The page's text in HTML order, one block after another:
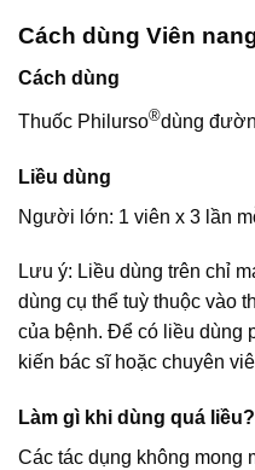
Cách dùng Viên
Cách dùng
Thuốc Philurso®dùng
Liều dùng
Người lớn: 1 viên x 3 lần
Lưu ý: Liều dùng trên chỉ
dùng cụ thể tuỳ thuộc vào
của bệnh. Để có liều dùng
kiến bác sĩ hoặc chuyên
Làm gì khi dùng quá liều?
Các tác dụng không mong